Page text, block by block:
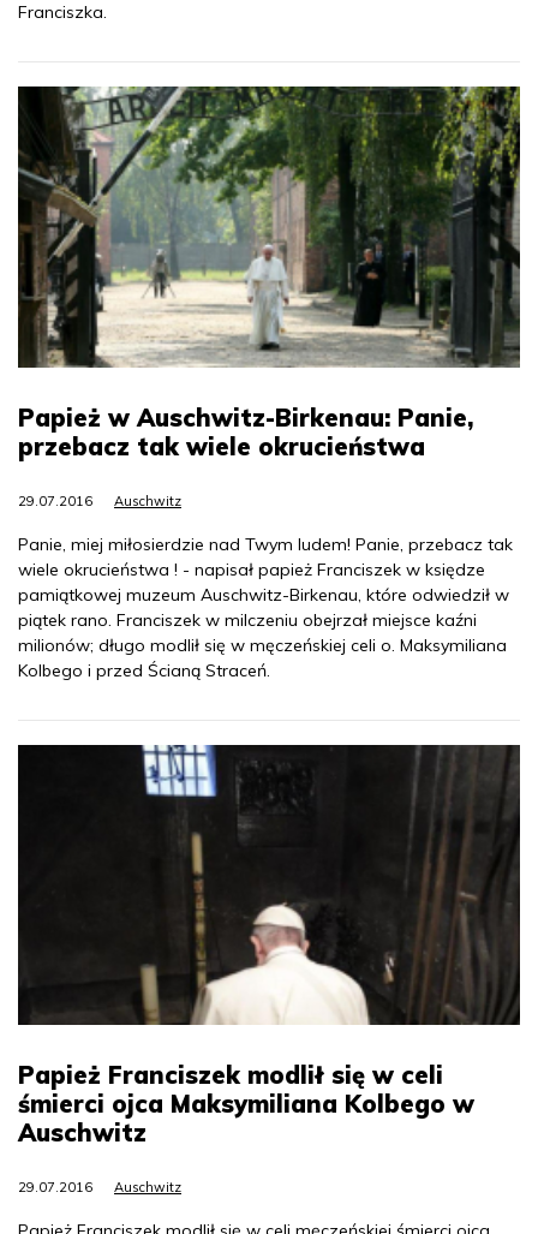
Franciszka.
Papież w Auschwitz-Birkenau: Panie,
przebacz tak wiele okrucieństwa
29.07.2016 Auschwitz
Panie, miej miłosierdzie nad Twym ludem! Panie, przebacz tak
wiele okrucieństwa ! - napisał papież Franciszek w księdze
pamiątkowej muzeum Auschwitz-Birkenau, które odwiedził w
piątek rano. Franciszek w milczeniu obejrzał miejsce kaźni
milionów; długo modlił się w męczeńskiej celi o. Maksymiliana
Kolbego i przed Ścianą Straceń.
Papież Franciszek modlił się w celi
śmierci ojca Maksymiliana Kolbego w
Auschwitz
29.07.2016 Auschwitz